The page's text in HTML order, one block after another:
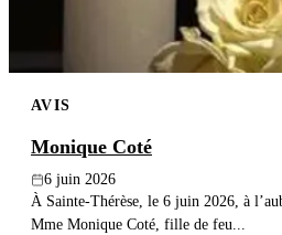
AVIS
Monique Coté
6 juin 2026
À Sainte-Thérèse, le 6 juin 2026, à
Mme Monique Coté, fille de feu...